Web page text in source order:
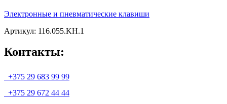
Электронные и пневматические клавиши
Артикул: 116.055.KH.1
Контакты:
+375 29 683 99 99
+375 29 672 44 44